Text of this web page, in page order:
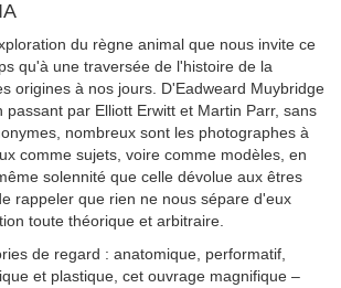
du règne animal que nous invite ce
qu'à une traversée de l'histoire de la
origines à nos jours. D'Eadweard Muybridge
passant par Elliott Erwitt et Martin Parr, sans
nombreux sont les photographes à
comme sujets, voire comme modèles, en
solennité que celle dévolue aux êtres
rappeler que rien ne nous sépare d'eux
toute théorique et arbitraire.
de regard : anatomique, performatif,
et plastique, cet ouvrage magnifique –